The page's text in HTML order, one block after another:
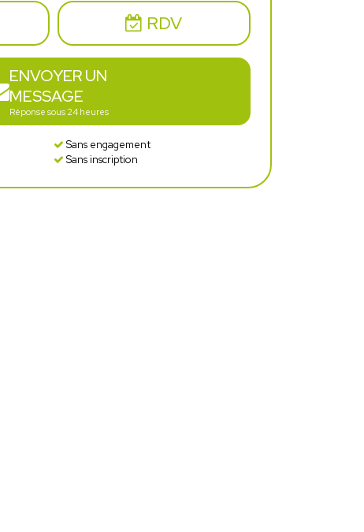
RDV
ENVOYER UN
MESSAGE
Réponse sous 24 heures
Sans engagement
Sans inscription